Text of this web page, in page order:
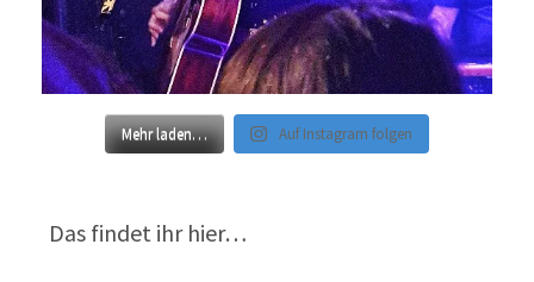
Mehr laden… Auf Instagram folgen
Das findet ihr hier…